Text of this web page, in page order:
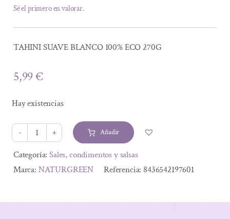
Sé el primero en valorar.
TAHINI SUAVE BLANCO 100% ECO 270G
5,99€
Hay existencias
TAHINI
SUAVE
BLANCO
Añadir
Alternative:
Categoría:Sales, condimentos y salsas
Marca: NATURGREEN Referencia: 8436542197601